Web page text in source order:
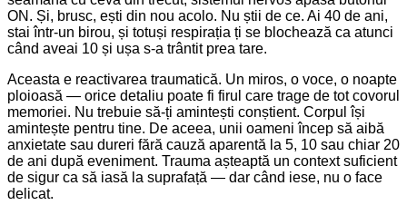
ON. Și, brusc, ești din nou acolo. Nu știi de ce. Ai 40 de ani,
stai într-un birou, și totuși respirația ți se blochează ca atunci
când aveai 10 și ușa s-a trântit prea tare.
Aceasta e reactivarea traumatică. Un miros, o voce, o noapte
ploioasă — orice detaliu poate fi firul care trage de tot covorul
memoriei. Nu trebuie să-ți amintești conștient. Corpul își
amintește pentru tine. De aceea, unii oameni încep să aibă
anxietate sau dureri fără cauză aparentă la 5, 10 sau chiar 20
de ani după eveniment. Trauma așteaptă un context suficient
de sigur ca să iasă la suprafață — dar când iese, nu o face
delicat.